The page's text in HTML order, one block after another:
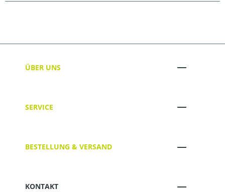
ÜBER UNS
SERVICE
BESTELLUNG & VERSAND
KONTAKT